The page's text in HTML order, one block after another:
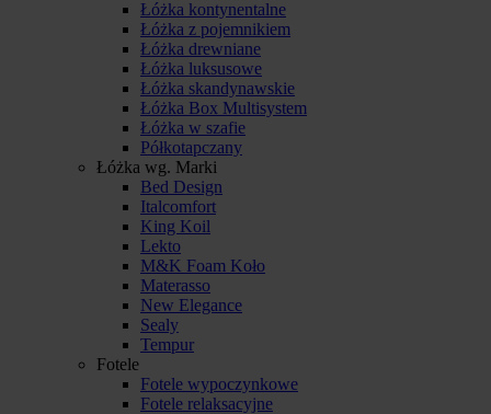
Łóżka kontynentalne
Łóżka z pojemnikiem
Łóżka drewniane
Łóżka luksusowe
Łóżka skandynawskie
Łóżka Box Multisystem
Łóżka w szafie
Półkotapczany
Łóżka wg. Marki
Bed Design
Italcomfort
King Koil
Lekto
M&K Foam Koło
Materasso
New Elegance
Sealy
Tempur
Fotele
Fotele wypoczynkowe
Fotele relaksacyjne